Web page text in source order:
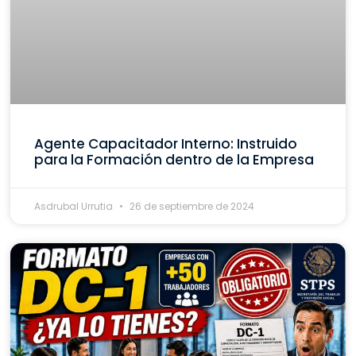
Agente Capacitador Interno: Instruido
para la Formación dentro de la Empresa
Asdrubal Urrutia 26 de septiembre de 2024